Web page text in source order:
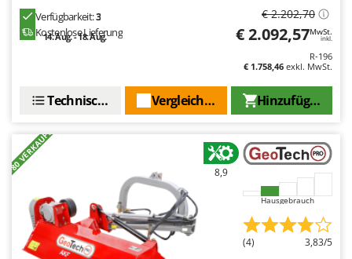
Shark
Shindaiwa
Sirman
Smartwood
Snapper
Solidur
Spice Electronics
Verfügbarkeit:3
Kostenlose Lieferung
14. Aug. - 18. Aug.
€ 2.202,70
€ 2.092,57MwSt.
inkl.
R-196
€ 1.758,46 exkl. MwSt.
Hinzufügen
Vergleichen Sie
Technische Daten
+80 VERKAUFT 8,9
Hausgebrauch
(4) 3,83/5